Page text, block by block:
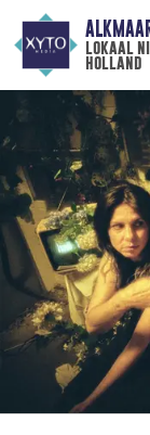
lokaal
holland